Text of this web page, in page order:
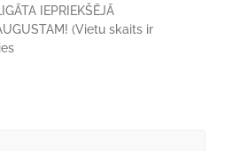
IEPRIEKŠĒJĀ
(Vietu skaits ir